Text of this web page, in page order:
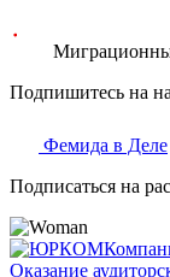
Подпишитесь на
Фемида в Деле
Подписаться на
Оказание